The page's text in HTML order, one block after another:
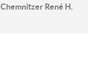
René H.